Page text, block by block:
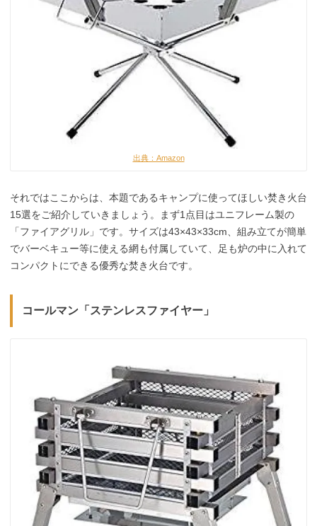
出典：Amazon
それではここからは、本題であるキャンプに使ってほしい焚き火台
15選をご紹介していきましょう。まず1点目はユニフレーム製の
「ファイアグリル」です。サイズは43×43×33cm、組み立てが簡単
でバーベキュー等に使える網も付属していて、足も炉の中に入れて
コンパクトにできる優秀な焚き火台です。
コールマン「ステンレスファイヤー」